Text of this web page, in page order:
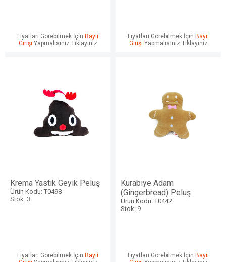
Fiyatları Görebilmek İçin Bayii
Girişi Yapmalısınız Tıklayınız
Fiyatları Görebilmek İçin Bayii
Girişi Yapmalısınız Tıklayınız
Krema Yastık Geyik Peluş
Ürün Kodu: T0498
Stok: 3
Fiyatları Görebilmek İçin Bayii
Kurabiye Adam
(Gingerbread) Peluş
Ürün Kodu: T0442
Stok: 9
Fiyatları Görebilmek İçin Bayii